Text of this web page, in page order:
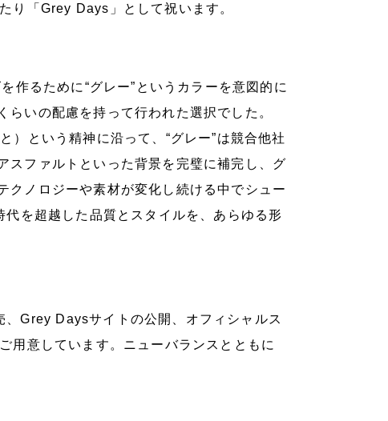
り「Grey Days」として祝います。
作るために“グレー”というカラーを意図的に
いの配慮を持って行われた選択でした。
という精神に沿って、“グレー”は競合他社
スファルトといった背景を完璧に補完し、グ
クノロジーや素材が変化し続ける中でシュー
を超越した品質とスタイルを、あらゆる形
Grey Daysサイトの公開、オフィシャルス
用意しています。ニューバランスとともに